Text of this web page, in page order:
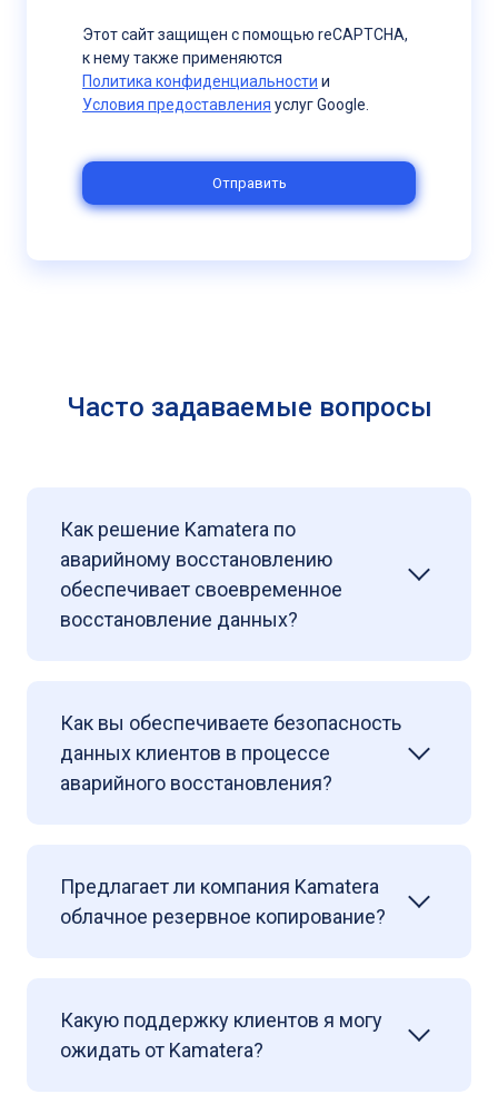
Этот сайт защищен с помощью reCAPTCHA,
к нему также применяются
Политика конфиденциальности и
Условия предоставления услуг Google.
Отправить
Часто задаваемые вопросы
Как решение Kamatera по
аварийному восстановлению
обеспечивает своевременное
восстановление данных?
Как вы обеспечиваете безопасность
данных клиентов в процессе
аварийного восстановления?
Предлагает ли компания Kamatera
облачное резервное копирование?
Какую поддержку клиентов я могу
ожидать от Kamatera?